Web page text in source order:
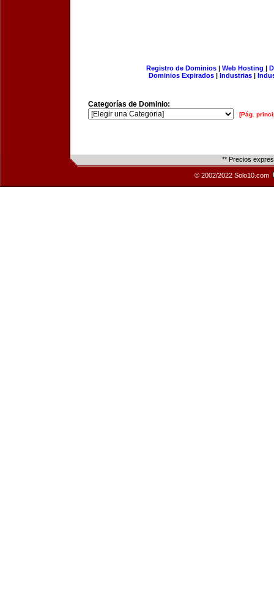
Registro de Dominios| Web Hosting |
Dominios Expirados | Industrias |
Categorías de Dominio:
[Pág.
** Precios
© 2002/2022 Solo10.com